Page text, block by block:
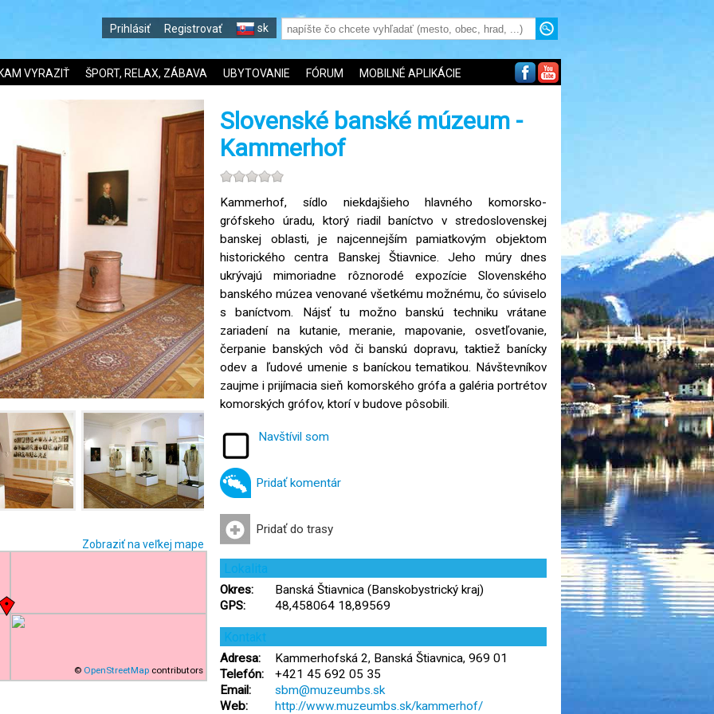
Prihlásiť Registrovať sk
VYRAZIŤ ŠPORT, RELAX, ZÁBAVA UBYTOVANIE FÓRUM MOBILNÉ APLIKÁCIE
Zobraziť na veľkej mape
© OpenStreetMap contributors
Slovenské banské múzeum -
Kammerhof
Kammerhof, sídlo niekdajšieho hlavného komorsko-
grófskeho úradu, ktorý riadil baníctvo v stredoslovenskej
banskej oblasti, je najcennejším pamiatkovým objektom
historického centra Banskej Štiavnice. Jeho múry dnes
ukrývajú mimoriadne rôznorodé expozície Slovenského
banského múzea venované všetkému možnému, čo súviselo
s baníctvom. Nájsť tu možno banskú techniku vrátane
zariadení na kutanie, meranie, mapovanie, osvetľovanie,
čerpanie banských vôd či banskú dopravu, taktiež banícky
odev a ľudové umenie s baníckou tematikou. Návštevníkov
zaujme i prijímacia sieň komorského grófa a galéria portrétov
komorských grófov, ktorí v budove pôsobili.
Navštívil som
Pridať komentár
Pridať do trasy
Lokalita
Okres:
Banská Štiavnica (Banskobystrický kraj)
GPS:
48,458064 18,89569
Kontakt
Adresa:
Kammerhofská 2, Banská Štiavnica, 969 01
Telefón:
+421 45 692 05 35
Email:
sbm@muzeumbs.sk
Web:
http://www.muzeumbs.sk/kammerhof/